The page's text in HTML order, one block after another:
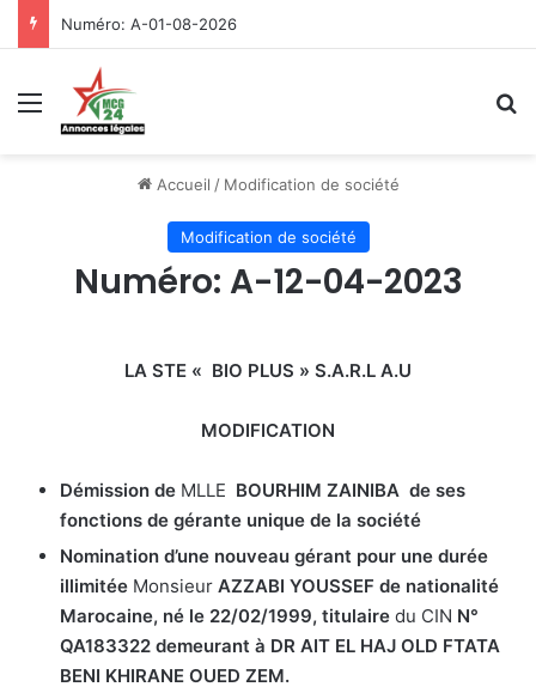
Numéro: A-01-08-2026
Menu
Accueil / Modification de société
Modification de société
Numéro: A-12-04-2023
LA STE « BIO PLUS » S.A.R.L A.U
MODIFICATION
Démission de MLLE BOURHIM ZAINIBA de ses
fonctions de gérante unique de la société
Nomination d’une nouveau gérant pour une durée
illimitée Monsieur AZZABI YOUSSEF de nationalité
Marocaine, né le 22/02/1999, titulaire du CIN N°
QA183322 demeurant à DR AIT EL HAJ OLD FTATA
BENI KHIRANE OUED ZEM.